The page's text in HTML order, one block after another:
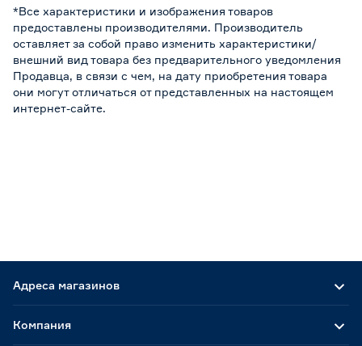
*Все характеристики и изображения товаров
предоставлены производителями. Производитель
оставляет за собой право изменить характеристики/
внешний вид товара без предварительного уведомления
Продавца, в связи с чем, на дату приобретения товара
они могут отличаться от представленных на настоящем
интернет-сайте.
Адреса магазинов
Компания